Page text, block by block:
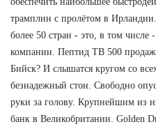
трамплин с пролётом в
более 50 стран - это, в том числе
компании. Пептид TB 500
Бийск? И слышатся кругом со
безнадежный стон. Свободно
руки за голову. Крупнейшим из
банк в Великобритании. Golden